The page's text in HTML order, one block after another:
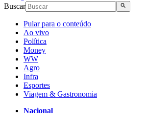
Buscar
Pular para o conteúdo
Ao vivo
Política
Money
WW
Agro
Infra
Esportes
Viagem & Gastronomia
Nacional